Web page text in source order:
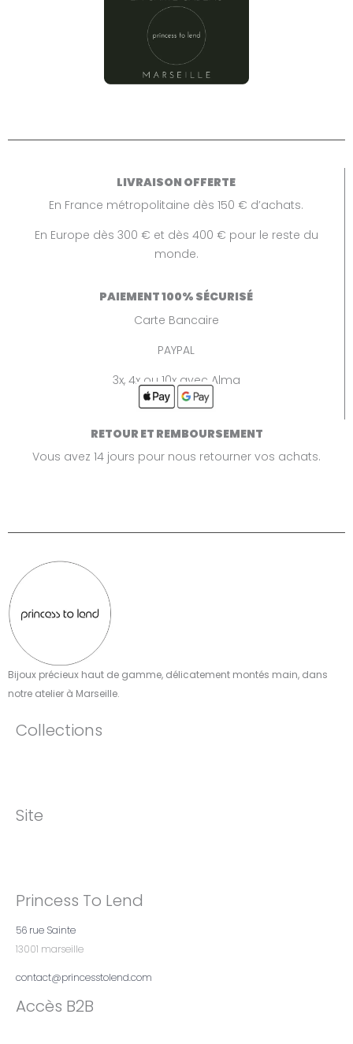
LIVRAISON OFFERTE
En France métropolitaine dès 150 € d’achats.
En Europe dès 300 € et dès 400 € pour le reste du
monde.
PAIEMENT 100% SÉCURISÉ
Carte Bancaire
PAYPAL
3x, 4x ou 10x avec Alma
RETOUR ET REMBOURSEMENT
Vous avez 14 jours pour nous retourner vos achats.
Bijoux précieux haut de gamme, délicatement montés main, dans
notre atelier à Marseille.​
Collections
Site
Princess To Lend
56 rue Sainte
13001 marseille
contact@princesstolend.com
Accès B2B